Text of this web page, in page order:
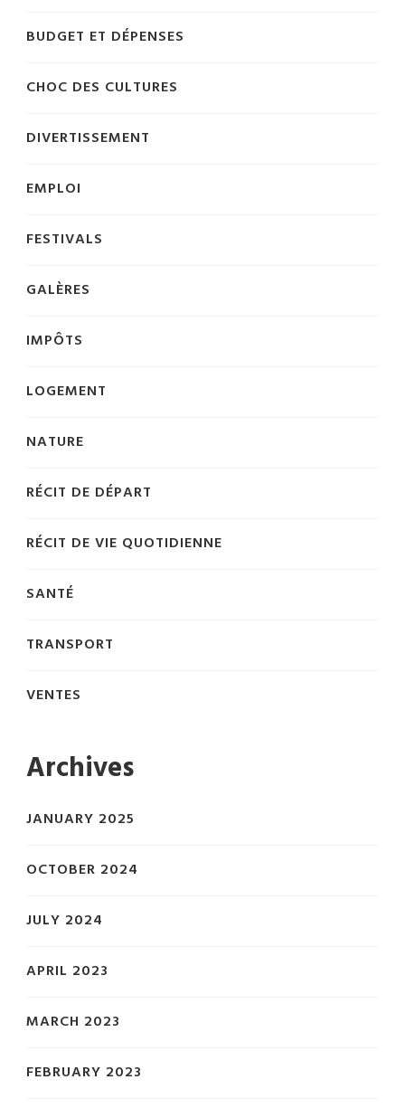
BUDGET ET DÉPENSES
CHOC DES CULTURES
DIVERTISSEMENT
EMPLOI
FESTIVALS
GALÈRES
IMPÔTS
LOGEMENT
NATURE
RÉCIT DE DÉPART
RÉCIT DE VIE QUOTIDIENNE
SANTÉ
TRANSPORT
VENTES
Archives
JANUARY 2025
OCTOBER 2024
JULY 2024
APRIL 2023
MARCH 2023
FEBRUARY 2023